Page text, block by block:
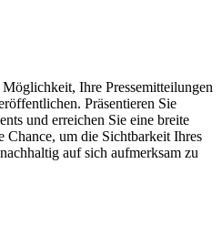
Ihre Pressemitteilungen
Präsentieren Sie
und erreichen Sie eine breite
um die Sichtbarkeit Ihres
auf sich aufmerksam zu